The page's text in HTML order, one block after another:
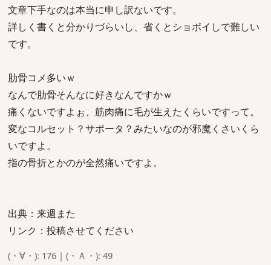
文章下手なのは本当に申し訳ないです。
詳しく書くと分かりづらいし、省くとショボイしで難しい
です。
肋骨コメ多いｗ
なんで肋骨そんなに好きなんですかｗ
痛くないですよぉ、筋肉痛に毛が生えたくらいですって。
変なコルセット？サポータ？みたいなのが邪魔くさいくら
いですよ。
指の骨折とかのが全然痛いですよ。
出典：来週また
リンク：投稿させてください
(・∀・): 176 | (・Ａ・): 49